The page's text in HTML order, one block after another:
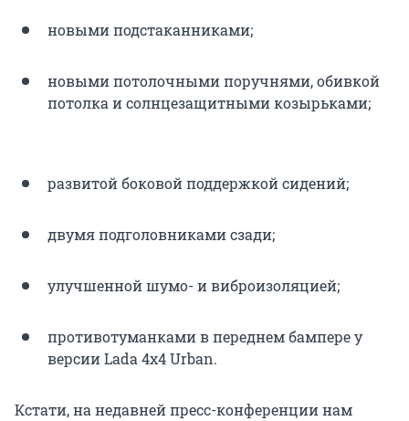
новыми подстаканниками;
новыми потолочными поручнями, обивкой
потолка и солнцезащитными козырьками;
развитой боковой поддержкой сидений;
двумя подголовниками сзади;
улучшенной шумо- и виброизоляцией;
противотуманками в переднем бампере у
версии Lada 4х4 Urban.
Кстати, на недавней пресс-конференции нам